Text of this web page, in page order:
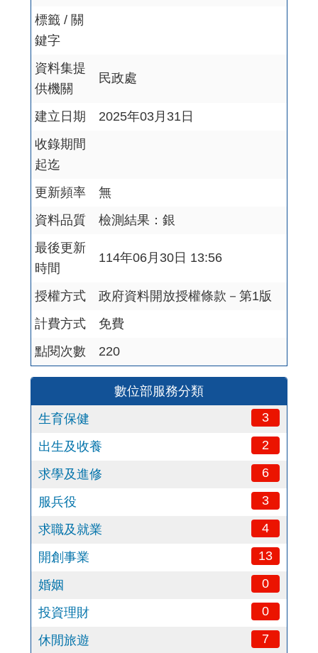
數位部服務分類
生育保健
3
出生及收養 2
求學及進修 6
服兵役 3
求職及就業 4
開創事業 13
婚姻 0
投資理財 0
休閒旅遊 7
標籤 / 關
鍵字
資料集提
供機關
民政處
建立日期
2025年03月31日
收錄期間
起迄
更新頻率
無
資料品質
檢測結果：銀
最後更新
時間
114年06月30日 13:56
授權方式
政府資料開放授權條款－第1版
計費方式
免費
點閱次數
220